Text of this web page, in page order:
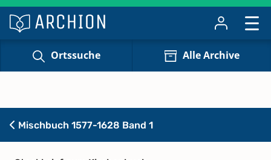
Ortssuche Alle Archive
Mischbuch 1577-1628 Band 1